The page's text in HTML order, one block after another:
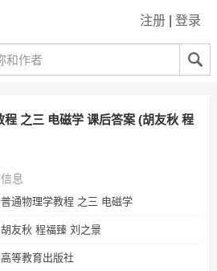
注册 登录
程 之三 电磁学 课后答案 (胡友秋 程
息
普通物理学教程 之三 电磁学
胡友秋 程福臻 刘之景
高等教育出版社